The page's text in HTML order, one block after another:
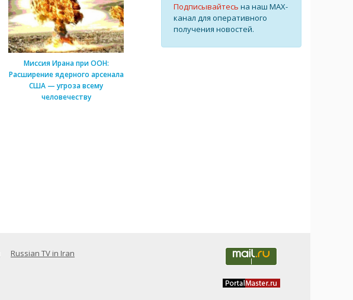
Миссия Ирана при ООН:
Расширение ядерного арсенала
США — угроза всему
человечеству
Подписывайтесь на наш MAX-
канал для оперативного
получения новостей.
Russian TV in Iran